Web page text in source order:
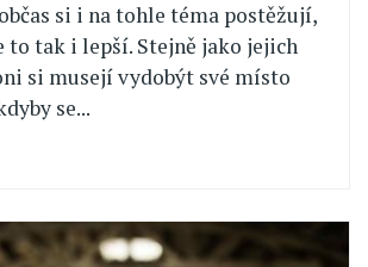
si i na tohle téma postěžují,
to tak i lepší. Stejně jako jejich
si musejí vydobýt své místo
se...